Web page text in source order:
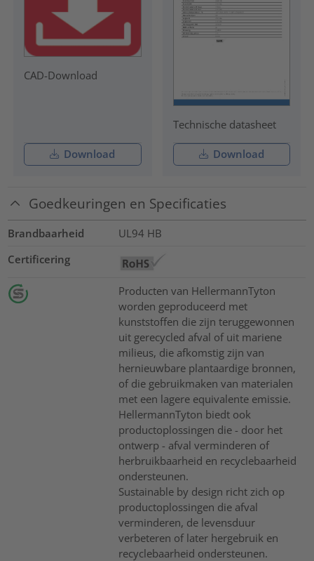
CAD-Download
Download
Technische datasheet
Download
Goedkeuringen en Specificaties
Brandbaarheid
UL94 HB
Certificering
Producten van HellermannTyton
worden geproduceerd met
kunststoffen die zijn teruggewonnen
uit gerecycled afval of uit mariene
milieus, die afkomstig zijn van
hernieuwbare plantaardige bronnen,
of die gebruikmaken van materialen
met een lagere equivalente emissie.
HellermannTyton biedt ook
productoplossingen die - door het
ontwerp - afval verminderen of
herbruikbaarheid en recyclebaarheid
ondersteunen.
Sustainable by design richt zich op
productoplossingen die afval
verminderen, de levensduur
verbeteren of later hergebruik en
recyclebaarheid ondersteunen.